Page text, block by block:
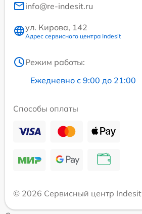
info@re-indesit.ru
ул. Кирова, 142
Адрес сервисного центра Indesit
Режим работы:
Ежедневно с 9:00 до 21:00
Способы оплаты
© 2026 Сервисный центр Indesit